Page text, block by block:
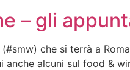
– gli
che si terrà a
alcuni sul food &